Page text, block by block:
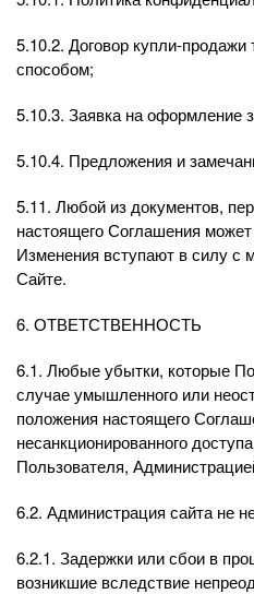
5.10.2. Договор купли-
способом;
5.10.3. Заявка на оформление
5.10.4. Предложения и
5.11. Любой из документов,
настоящего Соглашения
Изменения вступают в силу с
Сайте.
6. ОТВЕТСТВЕННОСТЬ
6.1. Любые убытки, которые
случае умышленного или
положения настоящего
несанкционированного
Пользователя,
6.2. Администрация сайта не
6.2.1. Задержки или сбои в
возникшие вследствие